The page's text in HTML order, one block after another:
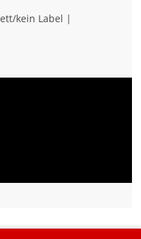
kein Label |